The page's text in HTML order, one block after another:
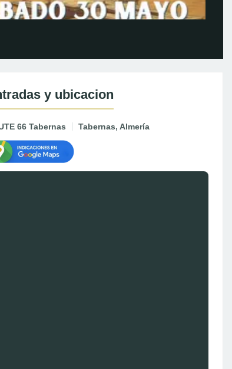
y ubicacion
66 Tabernas Tabernas, Almería